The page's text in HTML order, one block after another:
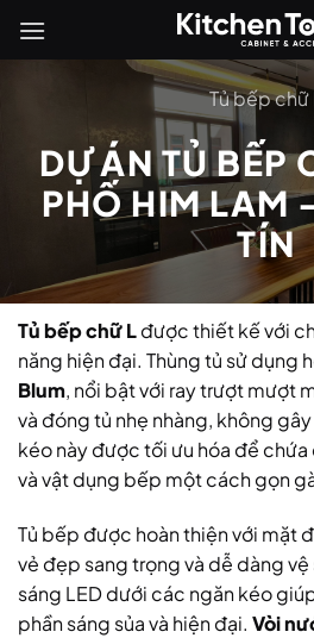
qua
Tủ bếp chữ
DỰ ÁN TỦ BẾP
PHỐ HIM LAM
TÍN
Tủ bếp chữ Lđược thiết kế với
năng hiện đại. Thùng tủ sử dụng
Blum, nổi bật với ray trượt mượt
và đóng tủ nhẹ nhàng, không
kéo này được tối ưu hóa để
và vật dụng bếp một cách gọn
Tủ bếp được hoàn thiện với mặt
vẻ đẹp sang trọng và dễ dàng
sáng LED dưới các ngăn kéo
phần sáng sủa và hiện đại. Vòi